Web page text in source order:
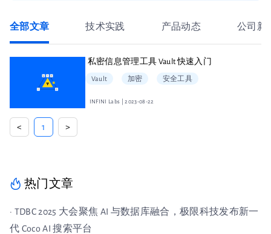
全部文章 技术实践 产品动态 公司新
私密信息管理工具 Vault 快速入门
Vault 加密 安全工具
INFINI Labs | 2023-08-22
< 1 >
热门文章
· TDBC 2025 大会聚焦 AI 与数据库融合，极限科技发布新一
代 Coco AI 搜索平台